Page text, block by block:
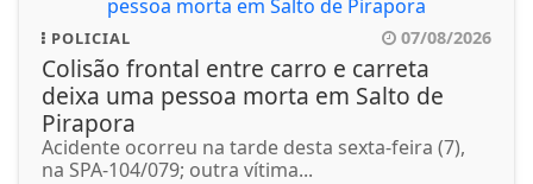
POLICIAL 07/08/2026
Colisão frontal entre carro e carreta
deixa uma pessoa morta em Salto de
Pirapora
Acidente ocorreu na tarde desta sexta-feira (7),
na SPA-104/079; outra vítima...